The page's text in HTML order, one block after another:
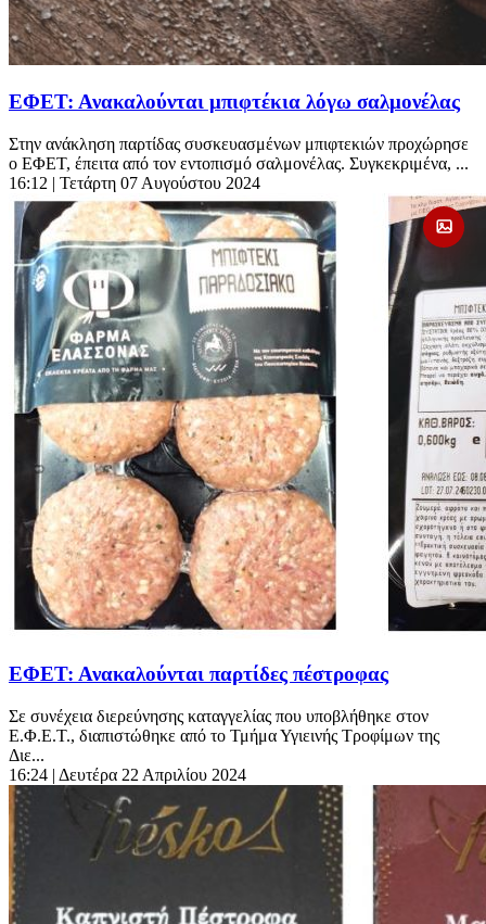
ΕΦΕΤ: Ανακαλούνται μπιφτέκια λόγω σαλμονέλας
Στην ανάκληση παρτίδας συσκευασμένων μπιφτεκιών προχώρησε
ο ΕΦΕΤ, έπειτα από τον εντοπισμό σαλμονέλας. Συγκεκριμένα, ...
16:12 | Τετάρτη 07 Αυγούστου 2024
ΕΦΕΤ: Ανακαλούνται παρτίδες πέστροφας
Σε συνέχεια διερεύνησης καταγγελίας που υποβλήθηκε στον
Ε.Φ.Ε.Τ., διαπιστώθηκε από το Τμήμα Υγιεινής Τροφίμων της
Διε...
16:24 | Δευτέρα 22 Απριλίου 2024